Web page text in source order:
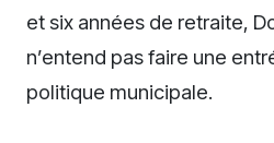
et six années de retraite,
n’entend pas faire une
politique municipale.